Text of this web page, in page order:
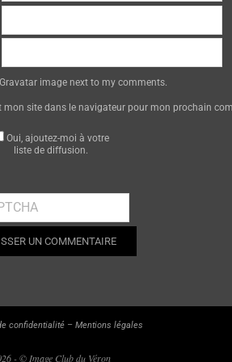
Gravatarimage next to my comments.
mon site dans le navigateur pour mon prochain
Oui, ajoutez-moi à votre
liste de diffusion.
confidentialité– Mentions légales
- © Image Club du Véron